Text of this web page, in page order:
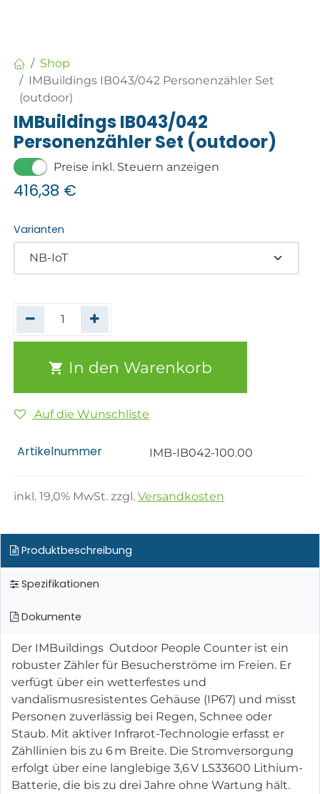
Shop
IMBuildings IB043/042 Personenzähler Set
(outdoor)
IMBuildings IB043/042
Personenzähler Set (outdoor)
Preise inkl. Steuern anzeigen
416,38 €
Varianten
In den Warenkorb
Auf die Wunschliste
Artikelnummer IMB-IB042-100.00
inkl.19,0% MwSt. zzgl.Versandkosten
Produktbeschreibung
Spezifikationen
Dokumente
Der IMBuildings Outdoor People Counter ist ein
robuster Zähler für Besucherströme im Freien. Er
verfügt über ein wetterfestes und
vandalismusresistentes Gehäuse (IP67) und misst
Personen zuverlässig bei Regen, Schnee oder
Staub. Mit aktiver Infrarot-Technologie erfasst er
Zähllinien bis zu 6 m Breite. Die Stromversorgung
erfolgt über eine langlebige 3,6 V LS33600 Lithium-
Batterie, die bis zu drei Jahre ohne Wartung hält.